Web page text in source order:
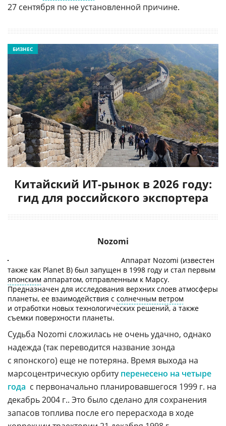
27 сентября по не установленной причине.
Китайский ИТ-рынок в 2026 году:
гид для российского экспортера
БИЗНЕС
Nozomi
Аппарат Nozomi (известен
также как Planet B) был запущен в 1998 году и стал первым
японским аппаратом, отправленным к Марсу.
Предназначен для исследования верхних слоев атмосферы
планеты, ее взаимодействия с солнечным ветром
и отработки новых технологических решений, а также
съемки поверхности планеты.
Судьба Nozomi сложилась не очень удачно, однако
надежда (так переводится название зонда
с японского) еще не потеряна. Время выхода на
марсоцентрическую орбиту перенесено на четыре
года  с первоначально планировавшегося 1999 г. на
декабрь 2004 г.. Это было сделано для сохранения
запасов топлива после его перерасхода в ходе